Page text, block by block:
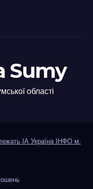
Sumy
області
ІА Україна ІНФО м.